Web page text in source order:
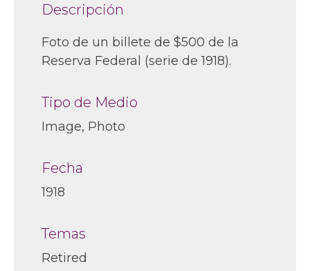
Descripción
Foto de un billete de $500 de la
Reserva Federal (serie de 1918).
Tipo de Medio
Image, Photo
Fecha
1918
Temas
Retired